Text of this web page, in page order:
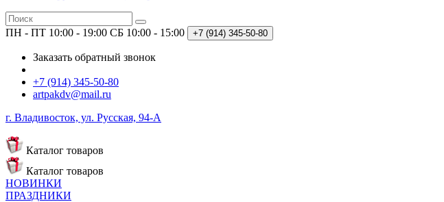
ПН - ПТ 10:00 - 19:00 СБ 10:00 - 15:00 +7 (914) 345-50-80
Заказать обратный звонок
+7 (914) 345-50-80
artpakdv@mail.ru
г. Владивосток, ул. Русская, 94-А
Каталог товаров
Каталог товаров
НОВИНКИ
ПРАЗДНИКИ